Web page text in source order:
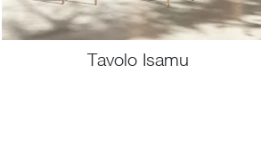
Tavolo Isamu